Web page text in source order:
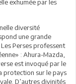
exhumée par les
diversité
une grande
Perses professent
: Ahura-Mazda,
est invoqué par le
protection sur le pays
D’autres divinités